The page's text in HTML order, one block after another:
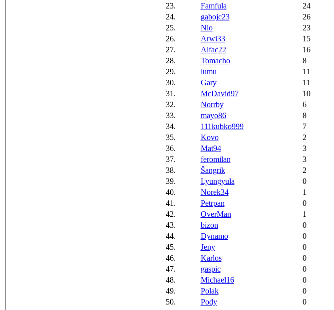
23.
Famfula 24
24.
gabojc23 26
25.
Nio 23
26.
Arwi33 15
27.
Alfac22 16
28.
Tomacho 8
29.
lumu 11
30.
Gary 11
31.
McDavid97 10
32.
Norrby 6
33.
mayo86 8
34.
111kubko999 7
35.
Kovo 2
36.
Mat94 3
37.
feromilan 3
38.
Šangrik 2
39.
Lyungyula 0
40.
Norek34 1
41.
Petrpan 0
42.
OverMan 1
43.
bizon 0
44.
Dynamo 0
45.
Jeny 0
46.
Karlos 0
47.
gaspic 0
48.
Michael16 0
49.
Polak 0
50.
Pody 0